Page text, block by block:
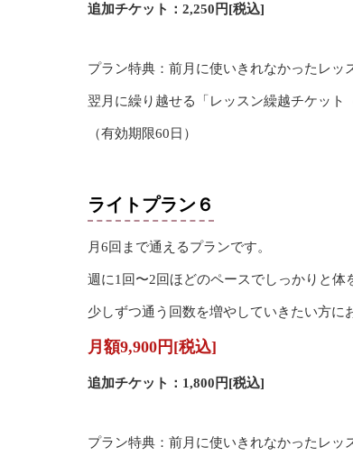
追加チケット：2,250円[税込]
プラン特典：前月に使いきれなかったレッ
翌月に繰り越せる「レッスン繰越チケット
（有効期限60日）
ライトプラン６
月6回まで通えるプランです。
週に1回〜2回ほどのペースでしっかりと体
少しずつ通う回数を増やしていきたい方に
月額9,900円[税込]
追加チケット：1,800円[税込]
プラン特典：前月に使いきれなかったレッ